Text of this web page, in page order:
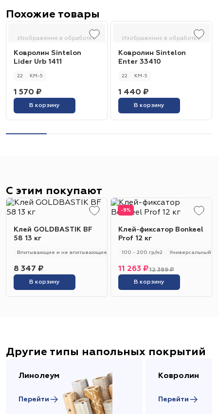
Похожие товары
Изображение в обработке
Ковролин Sintelon
Lider Urb 1411
22 КМ-5
1 570 ₽
В корзину
Изображение в обработке
Ковролин Sintelon
Enter 33410
22 КМ-5
1 440 ₽
В корзину
С этим покупают
Клей GOLDBASTIK BF
58 13 кг
Впитывающие и не впитывающие 250 - 280 гр/м2 Универсальный
8 347 ₽
В корзину
-9%
Клей-фиксатор Bonkeel
Prof 12 кг
100 - 200 гр/м2 Универсальный
12 389 ₽
11 263 ₽
В корзину
Другие типы напольных покрытий
Линолеум
Перейти
Ковролин
Перейти